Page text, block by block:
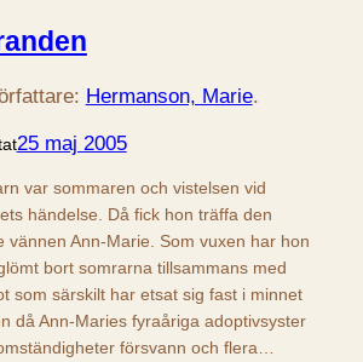
Hermanson, Marie.
25 maj 2005
var sommaren och vistelsen vid
händelse. Då fick hon träffa den
vännen Ann-Marie. Som vuxen har hon
bort somrarna tillsammans med
som särskilt har etsat sig fast i minnet
då Ann-Maries fyraåriga adoptivsyster
försvann och flera…